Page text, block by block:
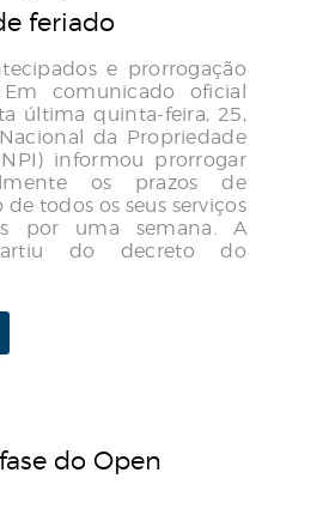
feriado
e prorrogação
comunicado oficial
última quinta-feira, 25,
da Propriedade
informou prorrogar
os prazos de
todos os seus serviços
por uma semana. A
do decreto do
do Open